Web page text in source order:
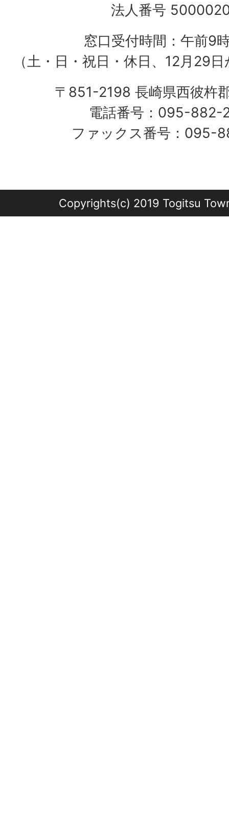
法人番号
窓口受付時間：午前9
（土・日・祝日・休日、12月29
〒851-2198 長崎県西彼杵
電話番号：095-
ファックス番号：095-
Copyrights(c) 2019 Togitsu